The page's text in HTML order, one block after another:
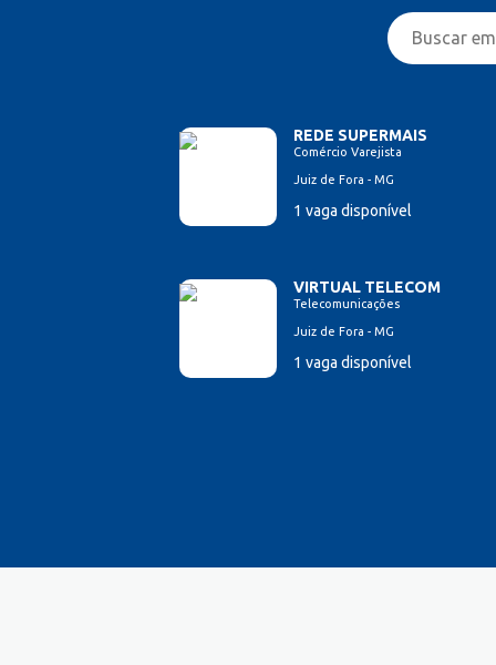
Entregador/Motoboy
Farmacêutico
Fiscal de Caixa
Gerente de Vendas
REDE SUPERMAIS
Comércio Varejista
Juiz de Fora - MG
1 vaga disponível
VIRTUAL TELECOM
Telecomunicações
Juiz de Fora - MG
1 vaga disponível